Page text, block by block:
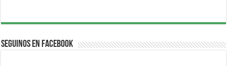
Seguinos en Facebook